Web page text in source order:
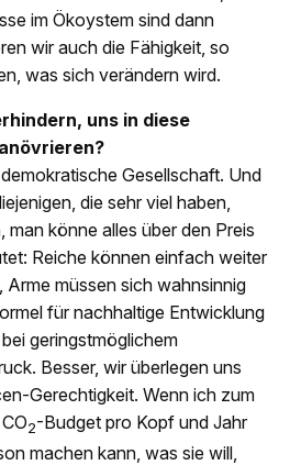
im Ökoystem sind dann
wir auch die Fähigkeit, so
was sich verändern wird.
uns in diese
Gesellschaft. Und
die sehr viel haben,
könne alles über den Preis
Reiche können einfach weiter
Arme müssen sich wahnsinnig
für nachhaltige Entwicklung
geringstmöglichem
Besser, wir überlegen uns
Gerechtigkeit. Wenn ich zum
2-Budget pro Kopf und Jahr
machen kann, was sie will,